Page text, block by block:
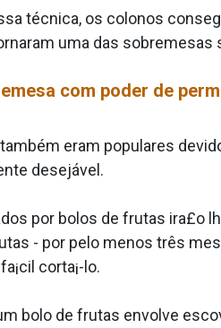
técnica, os colonos
uma das sobremesas
com poder de
eram populares
desejável.
por bolos de frutas ira£o
- por pelo menos três
corta¡-lo.
bolo de frutas envolve